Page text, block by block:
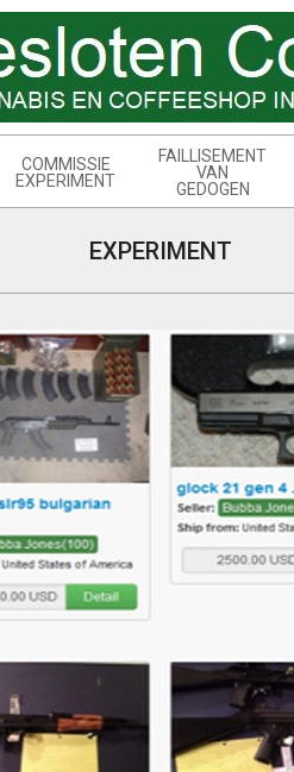
COMMISSIE
EXPERIMENT
FAILLISEMENT
VAN
GEDOGEN
EXPERIMENT